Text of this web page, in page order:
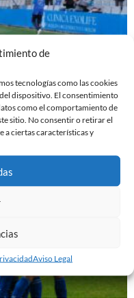
de
tecnologías como las cookies
dispositivo. El consentimiento
como el comportamiento de
sitio. No consentir o retirar el
a ciertas características y
Aviso Legal
CULTURAL EN LA